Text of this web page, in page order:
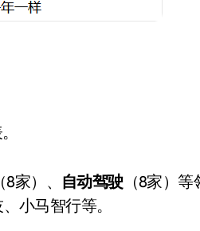
8家）、 自动驾驶（8家）等
小马智行等。